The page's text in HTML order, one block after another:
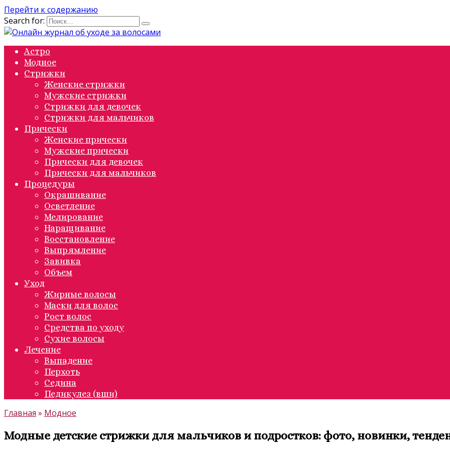
Перейти к содержанию
Search for:
Астро
Модное
Стрижки
Женские стрижки
Мужские стрижки
Стрижки для девочек
Стрижки для мальчиков
Прически
Женские прически
Мужские прически
Прически для девочек
Прически для мальчиков
Процедуры
Окрашивание
Осветление
Мелирование
Наращивание
Восстановление
Выпрямление
Завивка
Объем
Уход
Жирные волосы
Маски для волос
Рост волос
Средства по уходу
Сухие волосы
Лечение
Выпадение
Перхоть
Седина
Педикулез (вши)
Главная » Модное
Модные детские стрижки для мальчиков и подростков: фото, новинки,